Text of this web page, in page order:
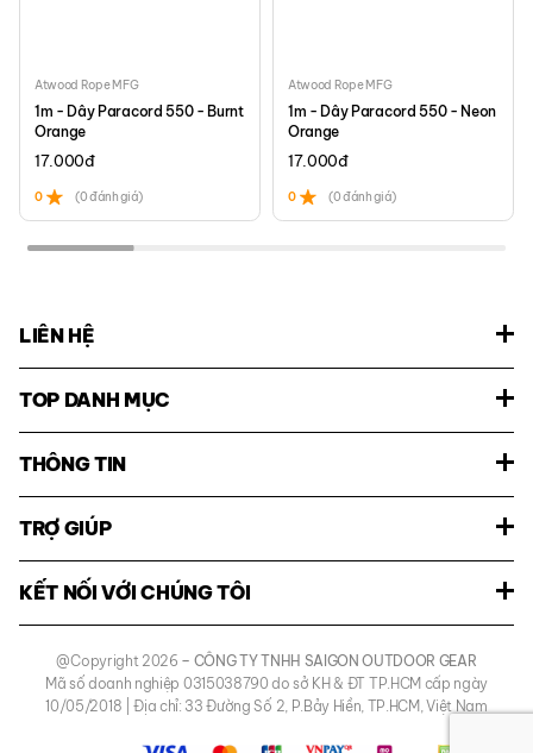
Atwood Rope MFG
1m - Dây Paracord 550 - Burnt
Orange
17.000đ
0 (0 đánh giá)
Atwood Rope MFG
1m - Dây Paracord 550 - Neon
Orange
17.000đ
0 (0 đánh giá)
LIÊN HỆ
TOP DANH MỤC
THÔNG TIN
TRỢ GIÚP
KẾT NỐI VỚI CHÚNG TÔI
@Copyright 2026 – CÔNG TY TNHH SAIGON OUTDOOR GEAR
Mã số doanh nghiệp 0315038790 do sở KH & ĐT TP.HCM cấp ngày
10/05/2018 | Địa chỉ: 33 Đường Số 2, P.Bảy Hiền, TP.HCM, Việt Nam